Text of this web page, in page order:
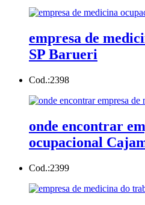
empresa de
SP Barueri
Cod.:2398
onde encontrar
ocupacional
Cod.:2399